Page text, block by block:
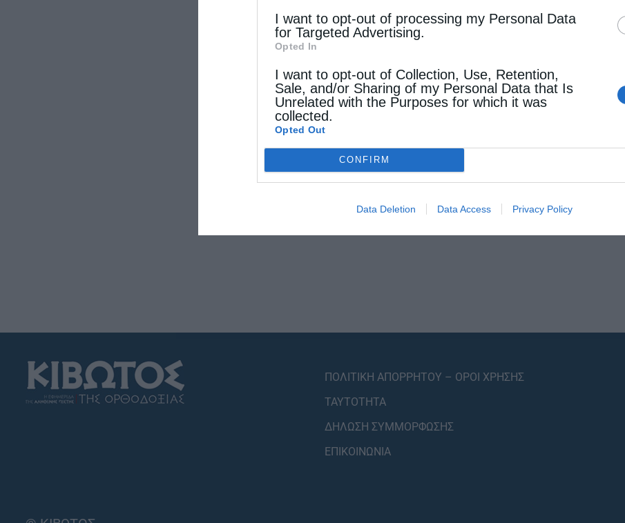
I want to opt-out of processing my Personal Data
for Targeted Advertising.
Opted In
I want to opt-out of Collection, Use, Retention,
Sale, and/or Sharing of my Personal Data that Is
Unrelated with the Purposes for which it was
collected.
Opted Out
CONFIRM
Data Deletion Data Access Privacy Policy
ΠΟΛΙΤΙΚΗ ΑΠΟΡΡΗΤΟΥ – ΟΡΟΙ ΧΡΗΣΗΣ
ΤΑΥΤΟΤΗΤΑ
ΔΗΛΩΣΗ ΣΥΜΜΟΡΦΩΣΗΣ
ΕΠΙΚΟΙΝΩΝΙΑ